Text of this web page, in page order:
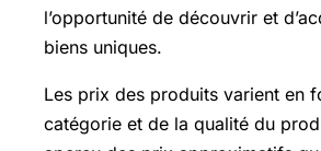
l’opportunité de découvrir et
biens uniques.
Les prix des produits varient en
catégorie et de la qualité du